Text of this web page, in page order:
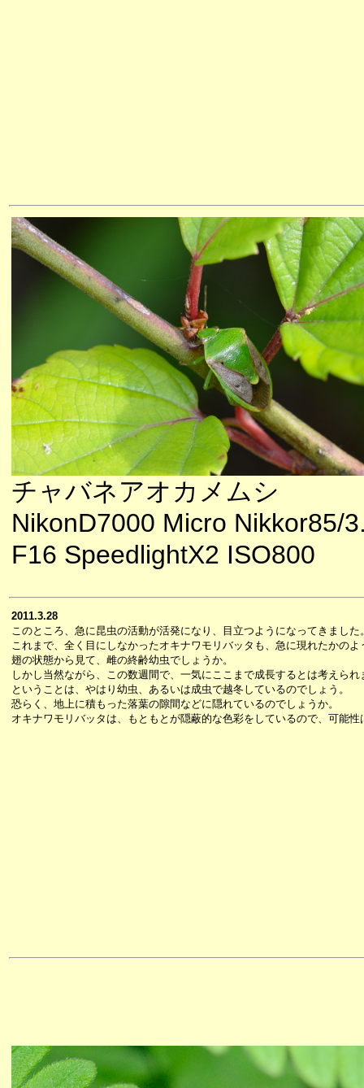
チャバネアオカメムシ
NikonD7000 Micro Nikkor85/
F16 SpeedlightX2 ISO800
2011.3.28
このところ、急に昆虫の活動が活発になり、目立つようになってきました
これまで、全く目にしなかったオキナワモリバッタも、急に現れたかのよ
翅の状態から見て、雌の終齢幼虫でしょうか。
しかし当然ながら、この数週間で、一気にここまで成長するとは考えられ
ということは、やはり幼虫、あるいは成虫で越冬しているのでしょう。
恐らく、地上に積もった落葉の隙間などに隠れているのでしょうか。
オキナワモリバッタは、もともとが隠蔽的な色彩をしているので、可能